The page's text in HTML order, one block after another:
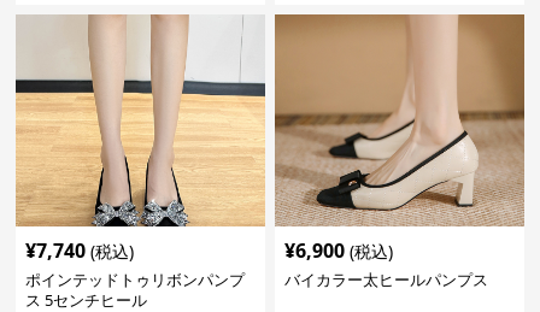
¥7,740 (税込)
ポインテッドトゥリボンパンプ
ス 5センチヒール
¥6,900 (税込)
バイカラー太ヒールパンプス